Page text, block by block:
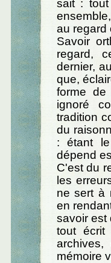
sait : tout
au regard
Savoir
regard,
dernier,
que,
forme
ignoré
tradition
du
: étant
dépend
C'est du
les
ne sert à
en
savoir est
tout
mémoire